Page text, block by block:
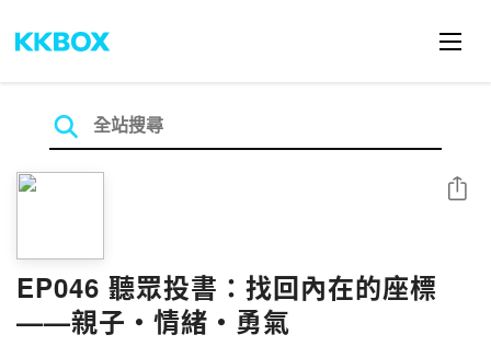
EP046 聽眾投書：找回內在的座標
——親子・情緒・勇氣
分享